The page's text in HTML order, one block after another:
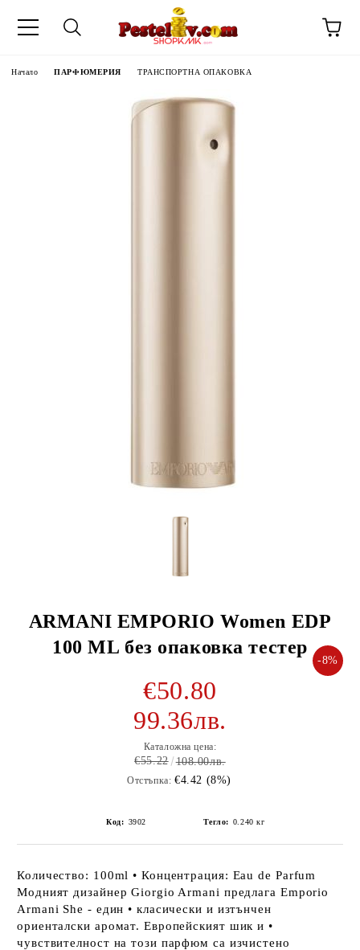
Начало ПАРФЮМЕРИЯ ТРАНСПОРТНА ОПАКОВКА
ARMANI EMPORIO Women EDP
100 ML без опаковка тестер
-8%
€50.80
99.36лв.
Каталожна цена:
€55.22 108.00лв.
Отстъпка: €4.42 (8%)
Код: 3902 Тегло: 0.240 кг
Количество: 100ml • Концентрация: Eau de Parfum
Модният дизайнер Giorgio Armani предлага Emporio
Armani She - един • класически и изтънчен
ориенталски аромат. Европейският шик и •
чувствителност на този парфюм са изчистено